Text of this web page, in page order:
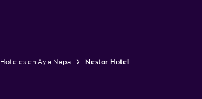
Hoteles en Ayia Napa Nestor Hotel